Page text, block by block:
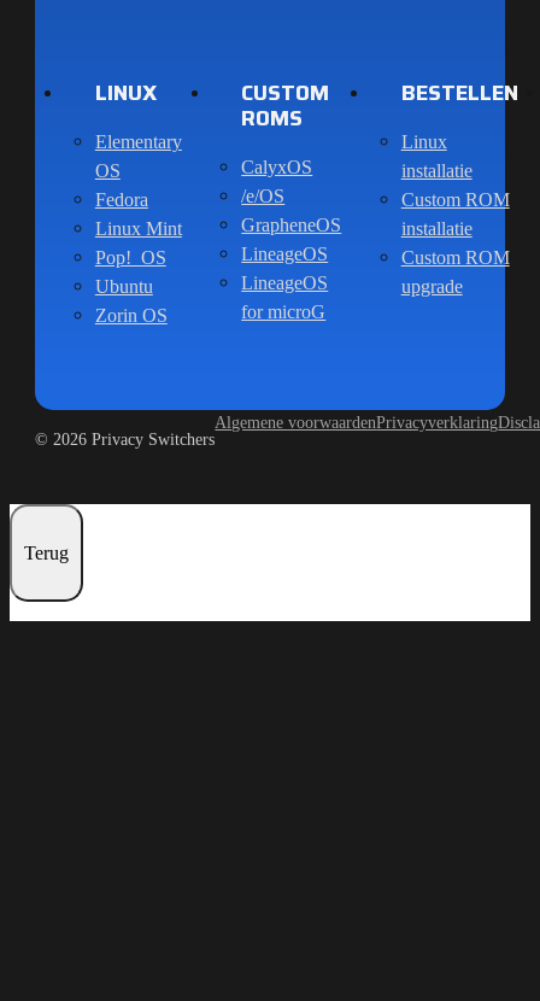
LINUX
Elementary
OS
Fedora
Linux Mint
Pop!_OS
Ubuntu
Zorin OS
CUSTOM
ROMS
CalyxOS
/e/OS
GrapheneOS
LineageOS
LineageOS
for microG
BESTELLEN
Linux
installatie
Custom ROM
installatie
Custom ROM
upgrade
© 2026 Privacy Switchers
Algemene voorwaardenPrivacyverklaring
Terug